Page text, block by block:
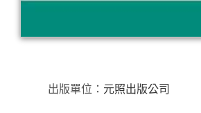
出版單位： 元照出版公司